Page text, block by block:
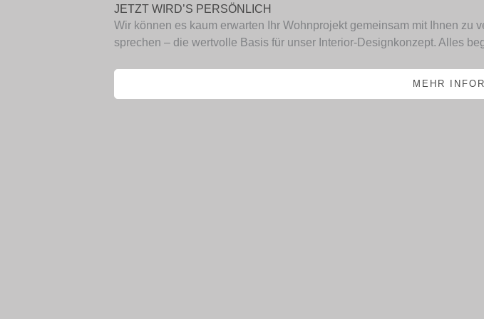
JETZT WIRD’S PERSÖNLICH
Wir können es kaum erwarten Ihr Wohnprojekt gemeinsam mit Ihnen zu
sprechen – die wertvolle Basis für unser Interior-Designkonzept. Alles
MEHR